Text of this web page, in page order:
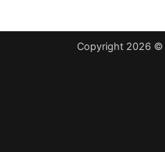
Copyright 2026 ©